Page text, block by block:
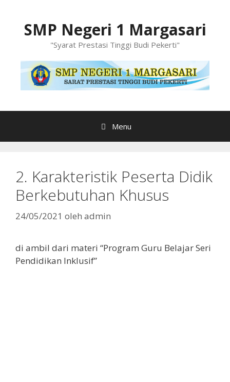
SMP Negeri 1 Margasari
"Syarat Prestasi Tinggi Budi Pekerti"
Menu
2. Karakteristik Peserta Didik
Berkebutuhan Khusus
24/05/2021 oleh admin
di ambil dari materi “Program Guru Belajar Seri
Pendidikan Inklusif”